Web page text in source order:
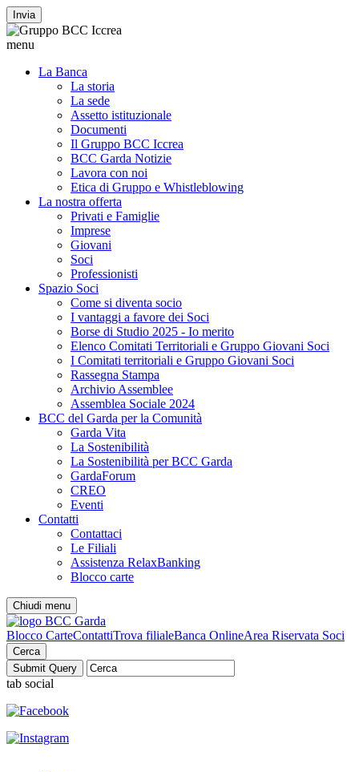
Invia
menu
La Banca
La storia
La sede
Assetto istituzionale
Documenti
Il Gruppo BCC Iccrea
BCC Garda Notizie
Lavora con noi
Etica di Gruppo e Whistleblowing
La nostra offerta
Privati e Famiglie
Imprese
Giovani
Soci
Professionisti
Spazio Soci
Come si diventa socio
I vantaggi a favore dei Soci
Borse di Studio 2025 - Io merito
Elenco Comitati Territoriali e Gruppo Giovani Soci
I Comitati territoriali e Gruppo Giovani Soci
Rassegna Stampa
Archivio Assemblee
Assemblea Sociale 2024
BCC del Garda per la Comunità
Garda Vita
La Sostenibilità
La Sostenibilità per BCC Garda
GardaForum
CREO
Eventi
Contatti
Contattaci
Le Filiali
Assistenza RelaxBanking
Blocco carte
Chiudi menu
Blocco CarteContattiTrova filialeBanca OnlineArea Riservata Soci
Cerca
tab social